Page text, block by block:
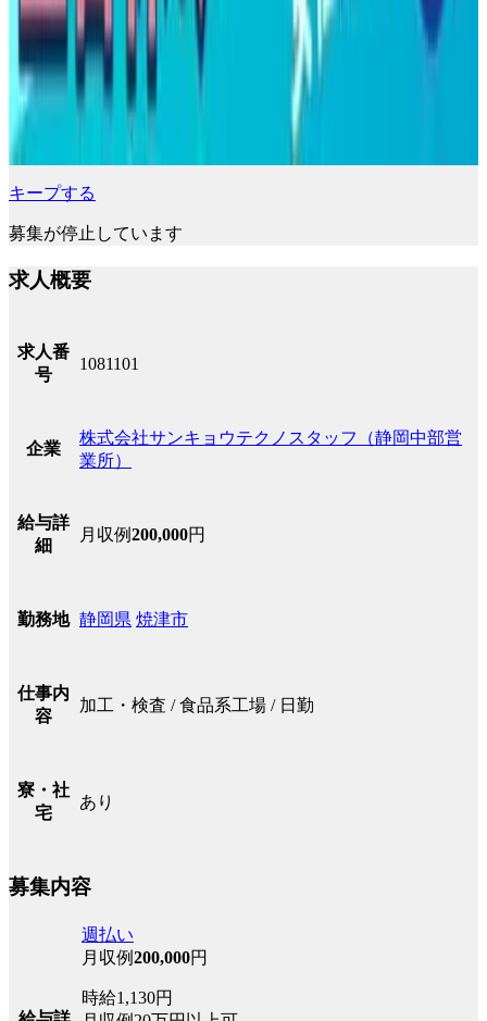
キープする
募集が停止しています
求人概要
求人番
号
1081101
企業
株式会社サンキョウテクノスタッフ（静岡中部営
業所）
給与詳
細
月収例200,000円
勤務地 静岡県 焼津市
仕事内
容
加工・検査 / 食品系工場 / 日勤
寮・社
宅
あり
募集内容
週払い
月収例200,000円
時給1,130円